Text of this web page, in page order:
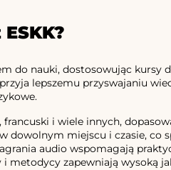
do nauki, dostosowując kursy
lepszemu przyswajaniu
francuski i wiele innych,
dowolnym miejscu i czasie, co
audio wspomagają
metodycy zapewniają wysoką